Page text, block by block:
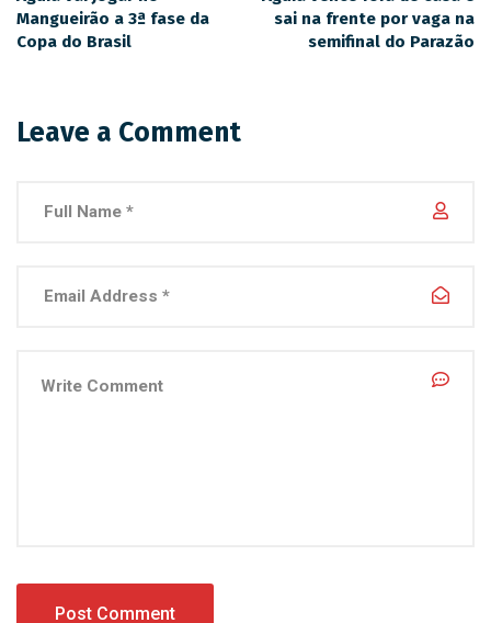
Mangueirão a 3ª fase da
Copa do Brasil
sai na frente por vaga na
semifinal do Parazão
Leave a Comment